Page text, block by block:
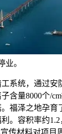
业。
统，通过安
含量8000个/
福泽之地孕育
。容积率约1.2
传材料对项目